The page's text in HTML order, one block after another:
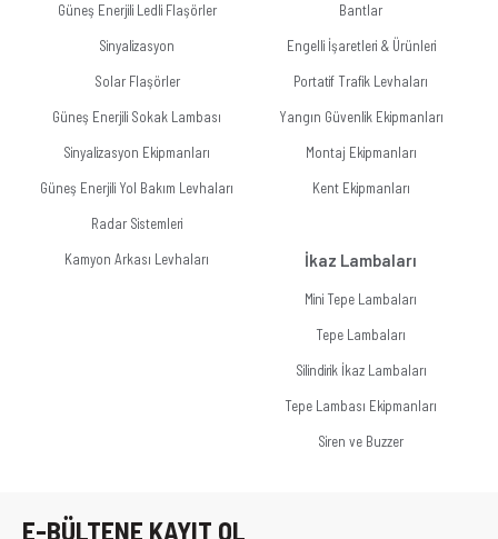
Güneş Enerjili Ledli Flaşörler
Sinyalizasyon
Solar Flaşörler
Güneş Enerjili Sokak Lambası
Sinyalizasyon Ekipmanları
Güneş Enerjili Yol Bakım Levhaları
Radar Sistemleri
Kamyon Arkası Levhaları
Bantlar
Engelli İşaretleri & Ürünleri
Portatif Trafik Levhaları
Yangın Güvenlik Ekipmanları
Montaj Ekipmanları
Kent Ekipmanları
İkaz Lambaları
Mini Tepe Lambaları
Tepe Lambaları
Silindirik İkaz Lambaları
Tepe Lambası Ekipmanları
Siren ve Buzzer
E-BÜLTENE KAYIT OL